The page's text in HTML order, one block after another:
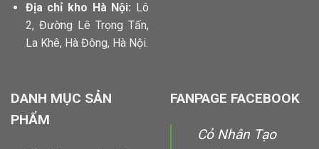
Địa chỉ kho Hà Nội: Lô
2, Đường Lê Trọng Tấn,
La Khê, Hà Đông, Hà Nội.
DANH MỤC SẢN
PHẨM
FANPAGE FACEBOOK
Cỏ Nhân Tạo